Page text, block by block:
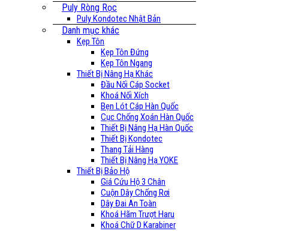
Puly Ròng Rọc
Puly Kondotec Nhật Bản
Danh mục khác
Kẹp Tôn
Kẹp Tôn Đứng
Kẹp Tôn Ngang
Thiết Bị Nâng Hạ Khác
Đầu Nối Cáp Socket
Khoá Nối Xích
Bẹn Lót Cáp Hàn Quốc
Cục Chống Xoán Hàn Quốc
Thiết Bị Nâng Hạ Hàn Quốc
Thiết Bị Kondotec
Thang Tải Hàng
Thiết Bị Nâng Hạ YOKE
Thiết Bị Bảo Hộ
Giá Cứu Hộ 3 Chân
Cuộn Dây Chống Rơi
Dây Đai An Toàn
Khoá Hãm Trượt Haru
Khoá Chữ D Karabiner